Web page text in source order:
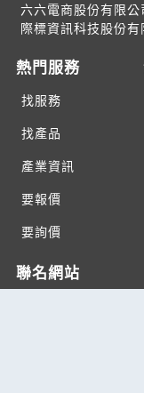
六六電商股份有限
際標資訊科技股份
熱門服務
找服務
找產品
產業資訊
要報價
要詢價
聯名網站